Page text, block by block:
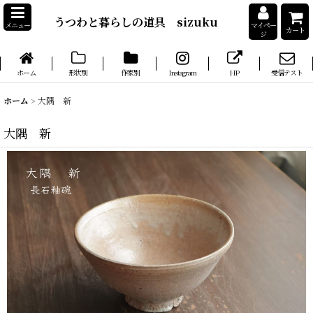
メニュー うつわと暮らしの道具 sizuku
マイペー
ジ
カート
ホーム 形状別 作家別 Instagram HP 受信テスト
ホーム > 大隅 新
大隅 新